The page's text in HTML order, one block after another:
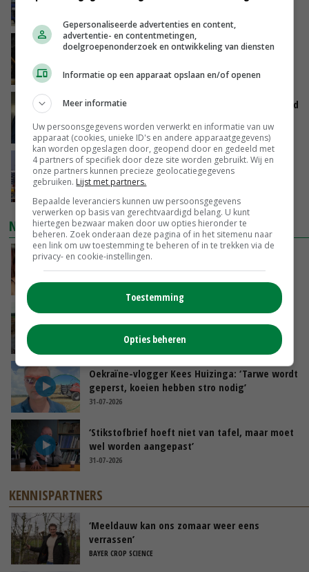
Zalmkweker wil ‘standaard neerzetten die als
VANDAAG, 06:21
Jan Vernooij stopt bij Vee&Logistiek Nederland
VANDAAG, 06:00
China scherpt importeisen voor pootgoed aan
vanwege zebrachipbacterie
NIEUWSTE VIDEO'S
Danique in Canada: ‘Superveel schik gehad
tijdens stage’
04-08-2026
POAH!: Fendt 1042
Oekraïne-vlogger Kees Huizinga: ‘Tarwe wordt
geperst, koeien hebben stro nodig’
31-07-2026
‘Stikstofbrief hoeft niet van tafel, maar moet
wel worden aangepast’
31-07-2026
KENNISPARTNERS
‘Meeldauw kan ons zomaar weer eens
verrassen’
BAYER CROP SCIENCE
Gepersonaliseerde advertenties en content,
advertentie- en contentmetingen,
doelgroepenonderzoek en ontwikkeling van diensten
Informatie op een apparaat opslaan en/of openen
Meer informatie
Uw persoonsgegevens worden verwerkt en informatie van uw
apparaat (cookies, unieke ID's en andere apparaatgegevens)
kan worden opgeslagen door, geopend door en gedeeld met
4 partners of specifiek door deze site worden gebruikt. Wij en
onze partners kunnen precieze geolocatiegegevens
gebruiken. Lijst met partners.
Bepaalde leveranciers kunnen uw persoonsgegevens
verwerken op basis van gerechtvaardigd belang. U kunt
hiertegen bezwaar maken door uw opties hieronder te
beheren. Zoek onderaan deze pagina of in het sitemenu naar
een link om uw toestemming te beheren of in te trekken via de
privacy- en cookie-instellingen.
Toestemming
Opties beheren